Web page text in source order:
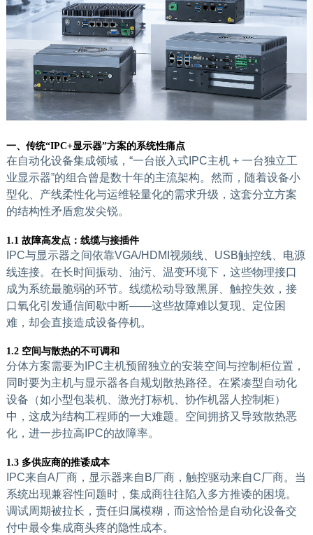
一、传统“IPC+显示器”方案的系统性痛点
在自动化设备集成领域，“一台嵌入式IPC主机 + 一台独立工
业显示器”的组合曾是数十年的主流架构。然而，随着设备小
型化、产线柔性化与运维轻量化的需求升级，这套分立方案
的结构性矛盾愈发尖锐。
1.1 故障高发点：线缆与接插件
IPC与显示器之间依靠VGA/HDMI视频线、USB触控线、电源
线连接。在长时间振动、油污、温变环境下，这些物理接口
成为系统最脆弱的环节。线缆松动导致黑屏、触控失效，接
口氧化引发通信间歇中断——这些故障难以复现、定位困
难，却会直接造成设备停机。
1.2 空间与散热的不可调和
分体方案需要为IPC主机预留独立的安装空间与控制柜位置，
同时要为主机与显示器各自规划散热路径。在紧凑型自动化
设备（如小型包装机、激光打标机、协作机器人控制柜）
中，这成为结构工程师的一大难题。空间拥挤又导致散热恶
化，进一步拉高IPC的故障率。
1.3 多供应商的推诿成本
IPC来自A厂商，显示器来自B厂商，触控驱动来自C厂商。当
系统出现兼容性问题时，集成商往往陷入多方推诿的困境。
调试周期被拉长，责任归属模糊，而这恰恰是自动化设备交
付中最令集成商头疼的隐性成本。